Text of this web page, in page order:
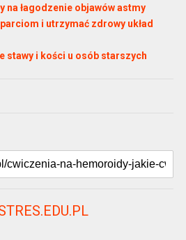
na łagodzenie objawów astmy
i utrzymać zdrowy układ
stawy i kości u osób starszych